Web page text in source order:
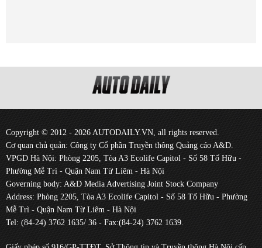
Copyright © 2012 - 2026 AUTODAILY.VN, all rights reserved.
Cơ quan chủ quản: Công ty Cổ phần Truyền thông Quảng cáo A&D.
VPGD Hà Nội: Phòng 2205, Tòa A3 Ecolife Capitol - Số 58 Tố Hữu -
Phường Mễ Trì - Quận Nam Từ Liêm - Hà Nội
Governing body: A&D Media Advertising Joint Stock Company
Address: Phòng 2205, Tòa A3 Ecolife Capitol - Số 58 Tố Hữu - Phường
Mễ Trì - Quận Nam Từ Liêm - Hà Nội
Tel: (84-24) 3762 1635/ 36 - Fax:(84-24) 3762 1639.